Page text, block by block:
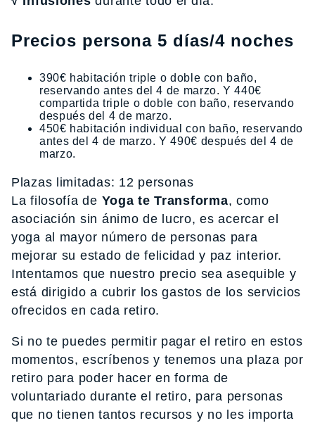
Precios persona 5 días/4 noches
390€ habitación triple o doble con baño,
reservando antes del 4 de marzo. Y 440€
compartida triple o doble con baño, reservando
después del 4 de marzo.
450€ habitación individual con baño, reservando
antes del 4 de marzo. Y 490€ después del 4 de
marzo.
Plazas limitadas: 12 personas
La filosofía de Yoga te Transforma, como
asociación sin ánimo de lucro, es acercar el
yoga al mayor número de personas para
mejorar su estado de felicidad y paz interior.
Intentamos que nuestro precio sea asequible y
está dirigido a cubrir los gastos de los servicios
ofrecidos en cada retiro.
Si no te puedes permitir pagar el retiro en estos
momentos, escríbenos y tenemos una plaza por
retiro para poder hacer en forma de
voluntariado durante el retiro, para personas
que no tienen tantos recursos y no les importa